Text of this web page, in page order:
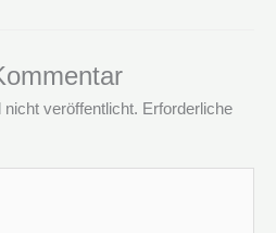
veröffentlicht. Erforderliche